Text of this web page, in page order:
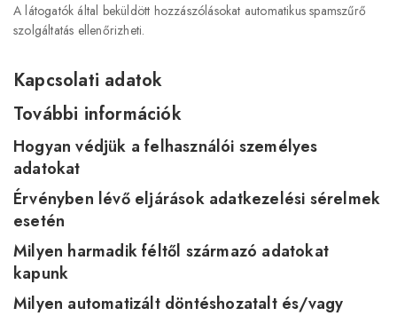
A látogatók által beküldött hozzászólásokat automatikus spamszűrő
szolgáltatás ellenőrizheti.
Kapcsolati adatok
További információk
Hogyan védjük a felhasználói személyes
adatokat
Érvényben lévő eljárások adatkezelési sérelmek
esetén
Milyen harmadik féltől származó adatokat
kapunk
Milyen automatizált döntéshozatalt és/vagy